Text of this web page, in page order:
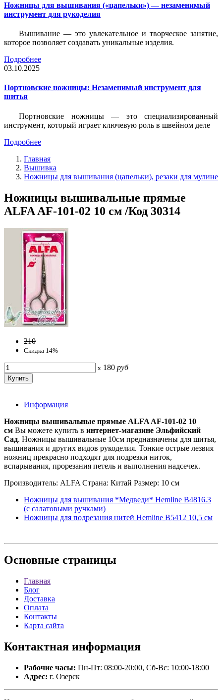
Ножницы для вышивания («цапельки») — незаменимый
инструмент для рукоделия
Вышивание — это увлекательное и творческое занятие,
которое позволяет создавать уникальные изделия.
Подробнее
03.10.2025
Портновские ножницы: Незаменимый инструмент для
шитья
Портновские ножницы — это специализированный
инструмент, который играет ключевую роль в швейном деле
Подробнее
Главная
Вышивка
Ножницы для вышивания (цапельки), резаки для мулине
Ножницы вышивальные прямые
ALFA AF-101-02 10 см /Код 30314
210
Скидка 14%
x 180 руб
Информация
Ножницы вышивальные прямые ALFA AF-101-02 10
см Вы можете купить в интернет-магазине Эльфийский
Сад. Ножницы вышивальные 10см предназначены для шитья,
вышивания и других видов рукоделия. Тонкие острые лезвия
ножниц прекрасно подходят для подрезки ниток,
вспарывания, прорезания петель и выполнения надсечек.
Производитель: ALFA Страна: Китай Размер: 10 см
Ножницы для вышивания *Медведи* Hemline B4816.3
(с салатовыми ручками)
Ножницы для подрезания нитей Hemline B5412 10,5 см
Основные страницы
Главная
Блог
Доставка
Оплата
Контакты
Карта сайта
Контактная информация
Рабочие часы: Пн-Пт: 08:00-20:00, Сб-Вс: 10:00-18:00
Адрес: г. Озерск